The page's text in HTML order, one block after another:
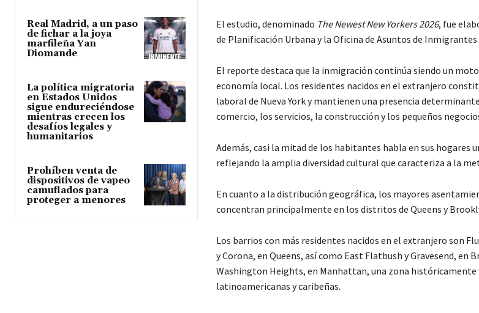
Real Madrid, a un paso
de fichar a la joya
marfileña Yan
Diomande
La política migratoria
en Estados Unidos
sigue endureciéndose
mientras crecen los
desafíos legales y
humanitarios
Prohíben venta de
dispositivos de vapeo
camuflados para
proteger a menores
El estudio, denominado The Newest New Yorkers 2026, fue
de Planificación Urbana y la Oficina de Asuntos de Inmigrantes
El reporte destaca que la inmigración continúa siendo un
economía local. Los residentes nacidos en el extranjero
laboral de Nueva York y mantienen una presencia
comercio, los servicios, la construcción y los pequeños
Además, casi la mitad de los habitantes habla en sus hogares
reflejando la amplia diversidad cultural que caracteriza a la
En cuanto a la distribución geográfica, los mayores
concentran principalmente en los distritos de Queens y
Los barrios con más residentes nacidos en el extranjero son
y Corona, en Queens, así como East Flatbush y Gravesend, en
Washington Heights, en Manhattan, una zona históricamente
latinoamericanas y caribeñas.